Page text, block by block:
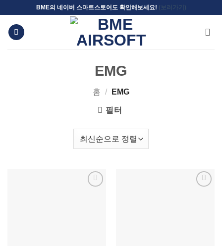
content
BME의 네이버 스마트스토어도 확인해보세요! (보러가기)
EMG
홈 / EMG
필터